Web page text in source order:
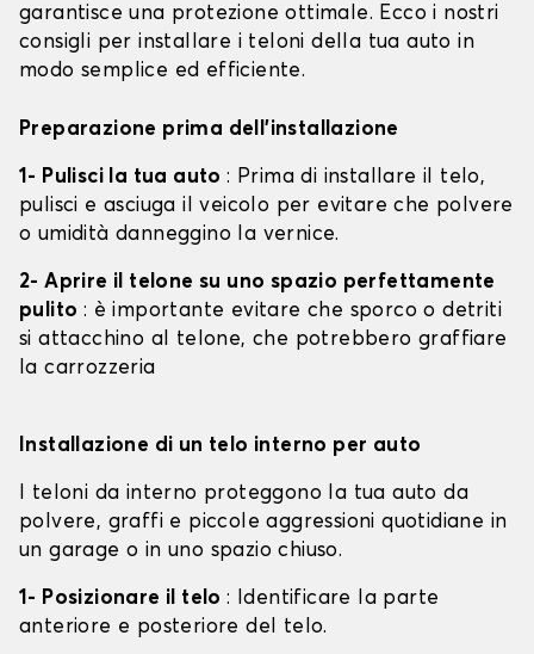
garantisce una protezione ottimale. Ecco i nostri
consigli per installare i teloni della tua auto in
modo semplice ed efficiente.
Preparazione prima dell'installazione
1- Pulisci la tua auto: Prima di installare il telo,
pulisci e asciuga il veicolo per evitare che polvere
o umidità danneggino la vernice.
2- Aprire il telone su uno spazio perfettamente
pulito : è importante evitare che sporco o detriti
si attacchino al telone, che potrebbero graffiare
la carrozzeria
Installazione di un telo interno per auto
I teloni da interno proteggono la tua auto da
polvere, graffi e piccole aggressioni quotidiane in
un garage o in uno spazio chiuso.
1- Posizionare il telo: Identificare la parte
anteriore e posteriore del telo.